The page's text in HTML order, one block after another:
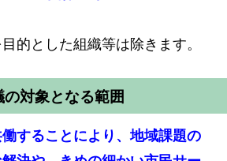
的とした組織等は除きます。
対象となる範囲
することにより、地域課題の